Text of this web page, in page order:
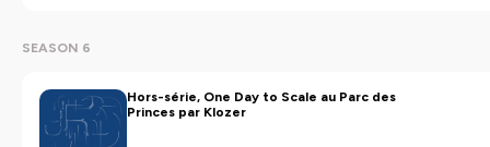
SEASON 6
Hors-série, One Day to Scale au Parc des
Princes par Klozer